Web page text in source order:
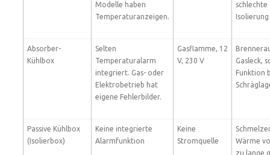
Modelle haben
Temperaturanzeigen.
schlechte
Isolierung
Absorber-
Kühlbox
Selten
Temperaturalarm
integriert. Gas- oder
Elektrobetrieb hat
eigene Fehlerbilder.
Gasflamme, 12
V, 230 V
Gasleck,
Funktion
Passive Kühlbox
(Isolierbox)
Keine integrierte
Alarmfunktion
Keine
Stromquelle
Wärme
zu lange